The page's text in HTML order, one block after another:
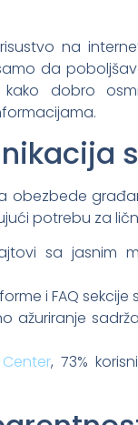
na
da
dobro
obezbede
potrebu za
sa jasnim
i FAQ
ažuriranje
, 73%